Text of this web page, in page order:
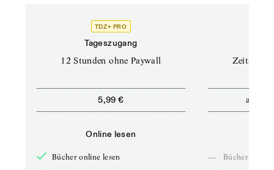
TDZ+ PRO
Tageszugang
12 Stunden ohne Paywall
5,99 €
Online lesen
Bücher online lesen
ab
—
Bücher online